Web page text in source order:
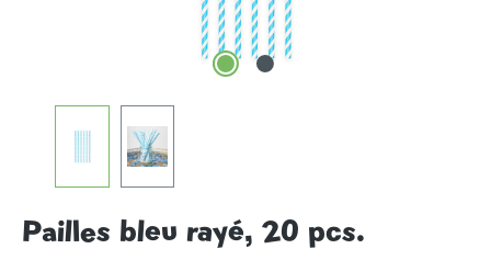
Pailles bleu rayé, 20 pcs.